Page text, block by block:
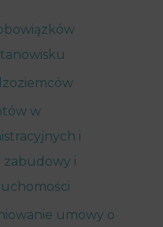
w
i
zabudowy i
umowy o